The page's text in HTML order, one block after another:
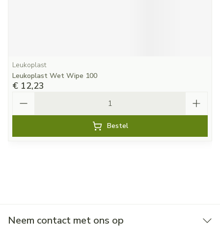
Leukoplast
Leukoplast Wet Wipe 100
€ 12,23
Bestel
Neem contact met ons op